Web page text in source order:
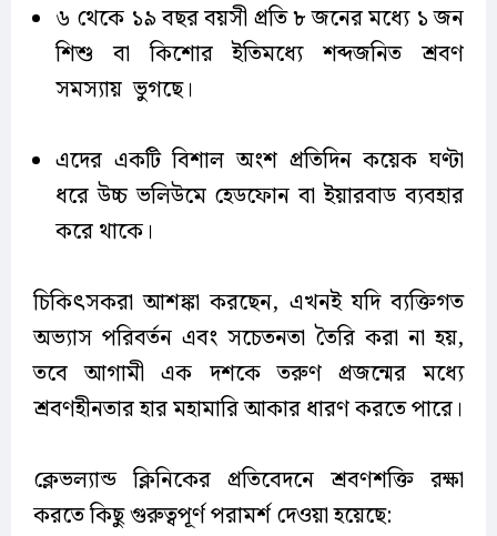
৬ থেকে ১৯ বছর বয়সী প্রতি ৮ জনের মধ্যে ১ জন
শিশু বা কিশোর ইতিমধ্যে শব্দজনিত শ্রবণ
সমস্যায় ভুগছে।
এদের একটি বিশাল অংশ প্রতিদিন কয়েক ঘণ্টা
ধরে উচ্চ ভলিউমে হেডফোন বা ইয়ারবাড ব্যবহার
করে থাকে।
চিকিৎসকরা আশঙ্কা করছেন, এখনই যদি ব্যক্তিগত
অভ্যাস পরিবর্তন এবং সচেতনতা তৈরি করা না হয়,
তবে আগামী এক দশকে তরুণ প্রজন্মের মধ্যে
শ্রবণহীনতার হার মহামারি আকার ধারণ করতে পারে।
ক্লেভল্যান্ড ক্লিনিকের প্রতিবেদনে শ্রবণশক্তি রক্ষা
করতে কিছু গুরুত্বপূর্ণ পরামর্শ দেওয়া হয়েছে: